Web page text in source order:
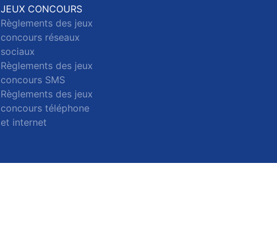
JEUX CONCOURS
Règlements des jeux
concours réseaux
sociaux
Règlements des jeux
concours SMS
Règlements des jeux
concours téléphone
et internet